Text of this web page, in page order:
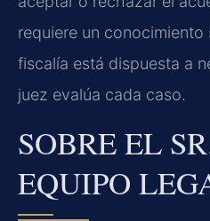
requiere un
fiscalía está dispuesta a
juez evalúa cada caso.
SOBRE EL
EQUIPO